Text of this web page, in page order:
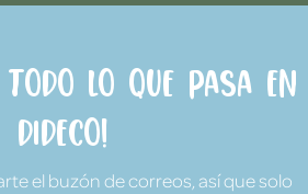
todo lo que pasa en
Dideco!
el buzón de correos, así que solo